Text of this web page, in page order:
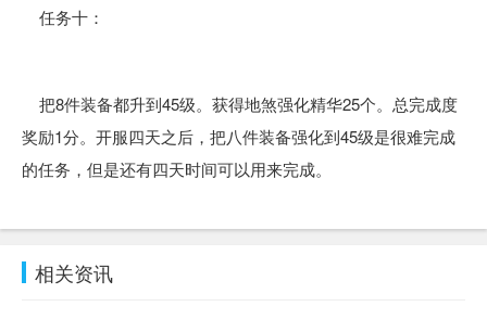
任务十：
把8件装备都升到45级。获得地煞强化精华25个。总完成度
奖励1分。开服四天之后，把八件装备强化到45级是很难完成
的任务，但是还有四天时间可以用来完成。
相关资讯